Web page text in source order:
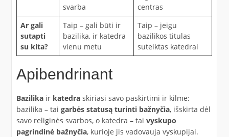
svarba
centras
Ar gali
sutapti
su kita?
Taip – gali būti ir
bazilika, ir katedra
vienu metu
Taip – jeigu
bazilikos titulas
suteiktas katedrai
Apibendrinant
Bazilikair katedraskiriasi savo paskirtimi ir kilme:
bazilika – tai garbės statusą turinti bažnyčia, išskirta dėl
savo religinės svarbos, o katedra – tai vyskupo
pagrindinė bažnyčia, kurioje jis vadovauja vyskupijai.